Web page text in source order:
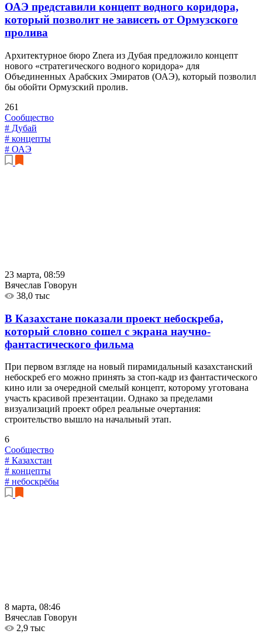
ОАЭ представили концепт водного коридора,
который позволит не зависеть от Ормузского
пролива
Архитектурное бюро Znera из Дубая предложило концепт
нового «стратегического водного коридора» для
Объединенных Арабских Эмиратов (ОАЭ), который позволил
бы обойти Ормузский пролив.
261
Сообщество
# Дубай
# концепты
# ОАЭ
23 марта, 08:59
Вячеслав Говорун
38,0 тыс
В Казахстане показали проект небоскреба,
который словно сошел с экрана научно-
фантастического фильма
При первом взгляде на новый пирамидальный казахстанский
небоскреб его можно принять за стоп-кадр из фантастического
кино или за очередной смелый концепт, которому уготована
участь красивой презентации. Однако за пределами
визуализаций проект обрел реальные очертания:
строительство вышло на начальный этап.
6
Сообщество
# Казахстан
# концепты
# небоскрёбы
8 марта, 08:46
Вячеслав Говорун
2,9 тыс